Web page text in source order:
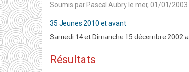
Soumis par Pascal Aubry le mer, 01/01/2003
35 Jeunes 2010 et avant
Samedi 14 et Dimanche 15 décembre 2002
Résultats